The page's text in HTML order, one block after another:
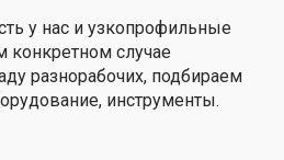
у нас и узкопрофильные
конкретном случае
разнорабочих, подбираем
инструменты.